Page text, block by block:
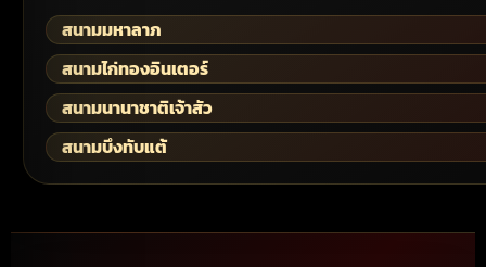
สนามมหาลาภ
สนามไก่ทองอินเตอร์
สนามนานาชาติเจ้าสัว
สนามบึงทับแต้